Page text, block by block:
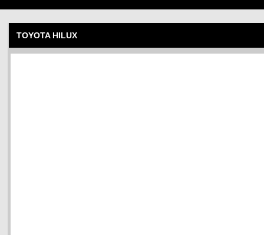
TOYOTA HILUX